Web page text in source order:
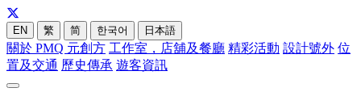
EN 繁 简 한국어 日本語
關於 PMQ 元創方 工作室，店舖及餐廳 精彩活動 設計號外 位
置及交通 歷史傳承 遊客資訊